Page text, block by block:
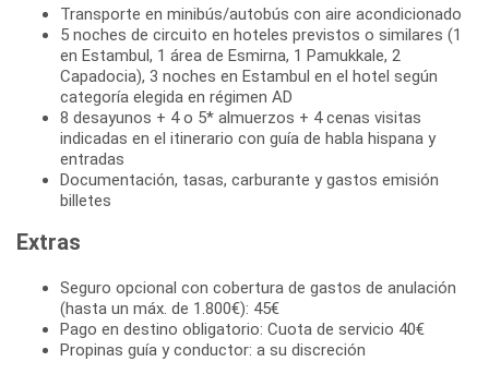
Transporte en minibús/autobús con aire acondicionado
5 noches de circuito en hoteles previstos o similares (1
en Estambul, 1 área de Esmirna, 1 Pamukkale, 2
Capadocia), 3 noches en Estambul en el hotel según
categoría elegida en régimen AD
8 desayunos + 4 o 5* almuerzos + 4 cenas visitas
indicadas en el itinerario con guía de habla hispana y
entradas
Documentación, tasas, carburante y gastos emisión
billetes
Extras
Seguro opcional con cobertura de gastos de anulación
(hasta un máx. de 1.800€): 45€
Pago en destino obligatorio: Cuota de servicio 40€
Propinas guía y conductor: a su discreción